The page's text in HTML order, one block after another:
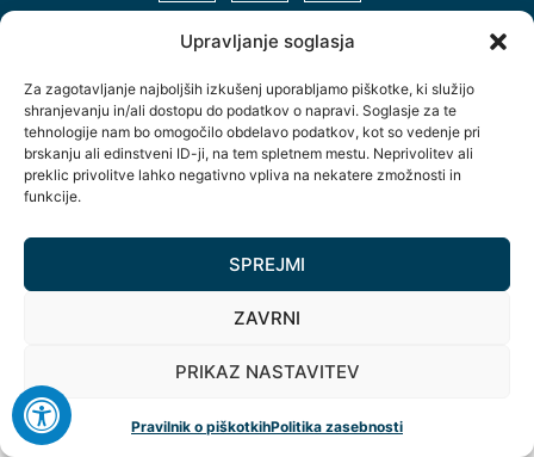
Upravljanje soglasja
Za zagotavljanje najboljših izkušenj uporabljamo piškotke, ki služijo
shranjevanju in/ali dostopu do podatkov o napravi. Soglasje za te
tehnologije nam bo omogočilo obdelavo podatkov, kot so vedenje pri
brskanju ali edinstveni ID-ji, na tem spletnem mestu. Neprivolitev ali
preklic privolitve lahko negativno vpliva na nekatere zmožnosti in
funkcije.
SPREJMI
ZAVRNI
PRIKAZ NASTAVITEV
Pravilnik o piškotkihPolitika zasebnosti
Šolsko naselje 12, 9000 Murska Sobota, Slovenija
+386(0)2 534 89 10
info@spts.si